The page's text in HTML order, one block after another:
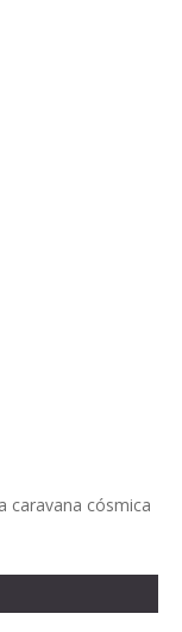
caravana cósmica